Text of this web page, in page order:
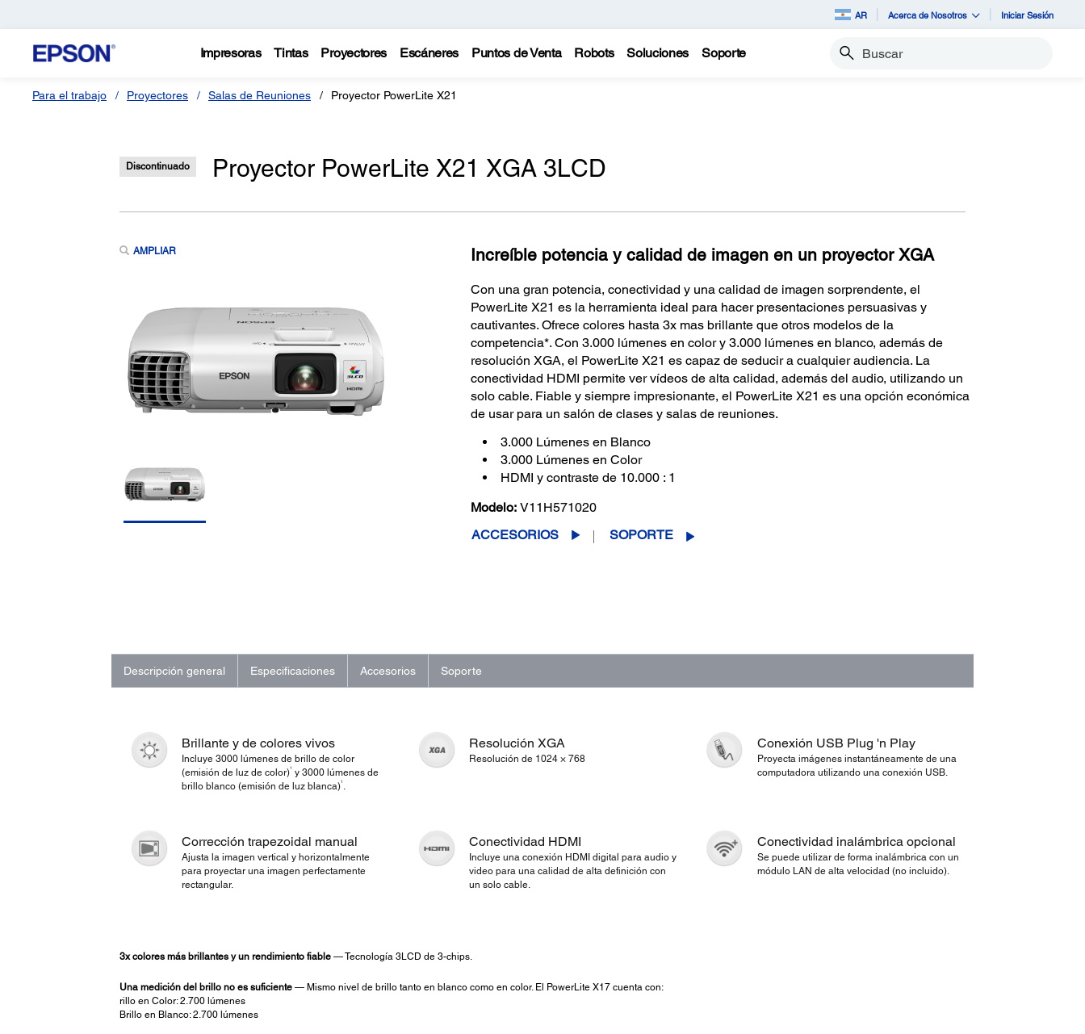
AR Acerca de Nosotros Iniciar Sesión
Impresoras Tintas Proyectores Escáneres Puntos de Venta Robots Soluciones Soporte Buscar
Para el trabajo Proyectores Salas de Reuniones Proyector PowerLite X21
Discontinuado Proyector PowerLite X21 XGA 3LCD
AMPLIAR Increíble potencia y calidad de imagen en un proyector XGA
Con una gran potencia, conectividad y una calidad de imagen sorprendente, el
PowerLite X21 es la herramienta ideal para hacer presentaciones persuasivas y
cautivantes. Ofrece colores hasta 3x mas brillante que otros modelos de la
competencia*. Con 3.000 lúmenes en color y 3.000 lúmenes en blanco, además de
resolución XGA, el PowerLite X21 es capaz de seducir a cualquier audiencia. La
conectividad HDMI permite ver vídeos de alta calidad, además del audio, utilizando un
solo cable. Fiable y siempre impresionante, el PowerLite X21 es una opción económica
de usar para un salón de clases y salas de reuniones.
3.000 Lúmenes en Blanco
3.000 Lúmenes en Color
HDMI y contraste de 10.000 : 1
Modelo: V11H571020
ACCESORIOS
SOPORTE
Descripción general Especificaciones Accesorios Soporte
Brillante y de colores vivos
Incluye 3000 lúmenes de brillo de color
(emisión de luz de color)1
y 3000 lúmenes de
brillo blanco (emisión de luz blanca)1
Resolución XGA
Resolución de 1024 × 768
Conexión USB Plug 'n Play
Proyecta imágenes instantáneamente de una
computadora utilizando una conexión USB.
Corrección trapezoidal manual
Ajusta la imagen vertical y horizontalmente
para proyectar una imagen perfectamente
rectangular.
Conectividad HDMI
Incluye una conexión HDMI digital para audio y
video para una calidad de alta definición con
un solo cable.
Conectividad inalámbrica opcional
Se puede utilizar de forma inalámbrica con un
módulo LAN de alta velocidad (no incluido).
3x colores más brillantes y un rendimiento fiable— Tecnología 3LCD de 3-chips.
Una medición del brillo no es suficiente— Mismo nivel de brillo tanto en blanco como en color. El PowerLite X17 cuenta con:
rillo en Color: 2.700 lúmenes
Brillo en Blanco: 2.700 lúmenes